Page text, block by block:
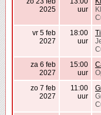
2025
uur
vr 5 feb
2027
18:00
uur
za 6 feb
2027
15:00
uur
zo 7 feb
2027
11:00
uur